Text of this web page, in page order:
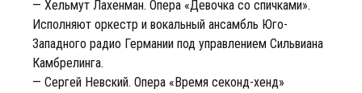
— Хельмут Лахенман. Опера «Девочка со спичками».
Исполняют оркестр и вокальный ансамбль Юго-
Западного радио Германии под управлением Сильвиана
Камбрелинга.
— Сергей Невский. Опера «Время секонд-хенд»